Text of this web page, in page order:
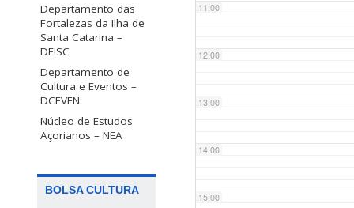
Departamento das
Fortalezas da Ilha de
Santa Catarina –
DFISC
Departamento de
Cultura e Eventos –
DCEVEN
Núcleo de Estudos
Açorianos – NEA
BOLSA CULTURA
11:00
12:00
13:00
14:00
15:00